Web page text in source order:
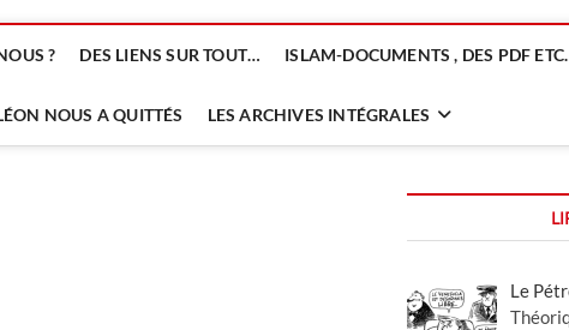
? DES LIENS SUR TOUT… ISLAM-DOCUMENTS , DES PDF
NOUS A QUITTÉS LES ARCHIVES INTÉGRALES
Le